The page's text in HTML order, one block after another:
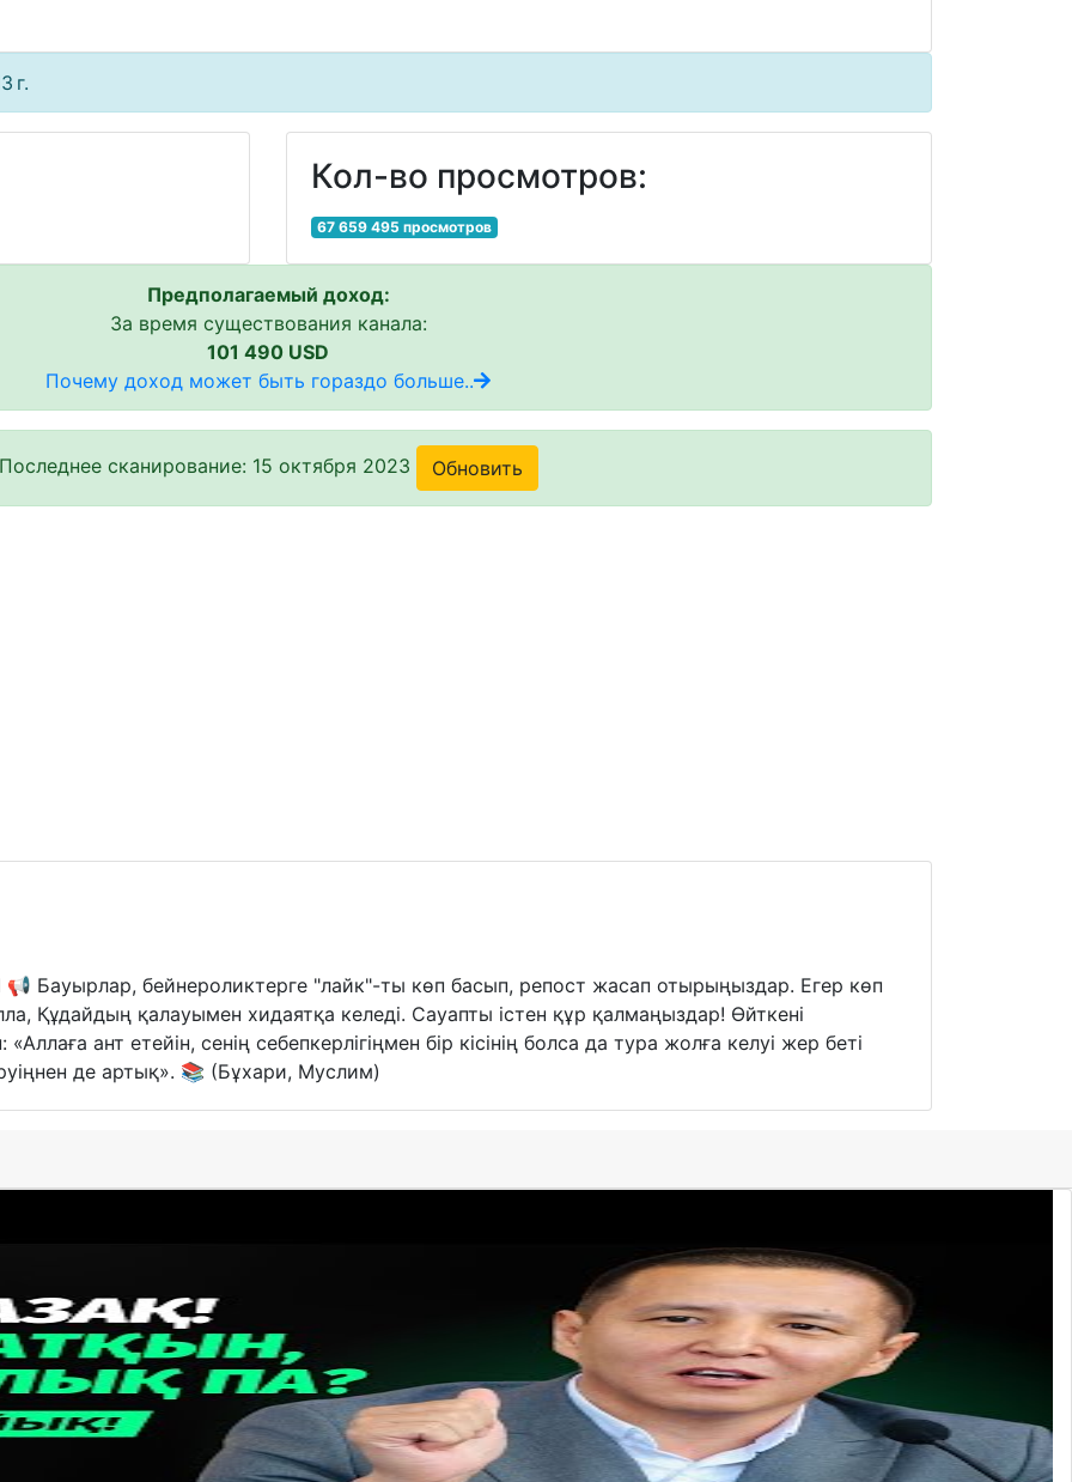
г.
Кол-во просмотров:
67 659 495 просмотров
Предполагаемый доход:
За время существования канала:
101 490 USD
Почему доход может быть гораздо больше..
Последнее сканирование: 15 октября 2023 Обновить
Бауырлар, бейнероликтерге "лайк"-ты көп басып, репост жасап отырыңыздар. Егер көп
Құдайдың қалауымен хидаятқа келеді. Сауапты істен құр қалмаңыздар! Өйткені
де артық». 📚 (Бұхари, Муслим)